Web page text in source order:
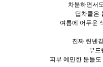
차분하면서
딥차콜은
여름에 어두운
진짜 린넨
부드
피부 예민한 분들